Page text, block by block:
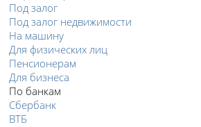
Под залог
Под залог недвижимости
На машину
Для физических лиц
Пенсионерам
Для бизнеса
По банкам
Сбербанк
ВТБ